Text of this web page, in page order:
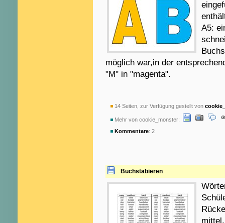
A5:
möglich war,in der
"M" in "magenta".
14 Seiten, zur Verfügung gestellt von
Mehr von cookie_monster:
Kommentare: 2
Buchstabieren